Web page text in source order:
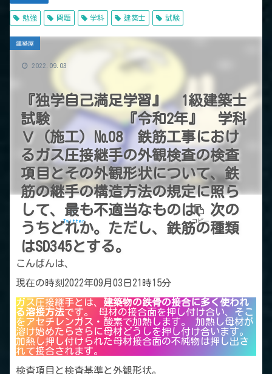
勉強 問題 学科 建築士 試験
『独学自己満足学習』 1級建築士
試験 『令和2年』 学科
Ⅴ（施工）№08 鉄筋工事におけ
るガス圧接継手の外観検査の検査
項目とその外観形状について、鉄
筋の継手の構造方法の規定に照ら
して、最も不適当なものは、次の
うちどれか。ただし、鉄筋の種類
はSD345とする。
建築屋
Twitter コピー
2022.09.03
こんばんは、
現在の時刻2022年09月03日21時15分
ガス圧接継手とは、 建築物の鉄骨の接合に多く使われ
る溶接方法です。 母材の接合面を押し付け合い、そこ
をアセチレンガス・酸素で加熱します。 加熱し母材が
溶け始めたらさらに母材どうしを押し付け合います。
加熱し押し付けられた母材接合面の不純物は押し出さ
れて接合されます。
検査項目と検査基準と外観形状。